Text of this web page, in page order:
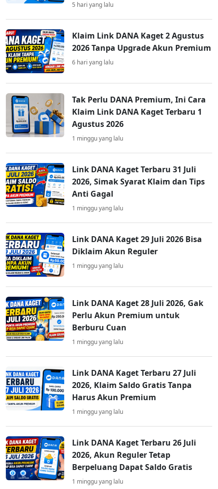
5 hari yang lalu
Klaim Link DANA Kaget 2 Agustus
2026 Tanpa Upgrade Akun Premium
6 hari yang lalu
Tak Perlu DANA Premium, Ini Cara
Klaim Link DANA Kaget Terbaru 1
Agustus 2026
1 minggu yang lalu
Link DANA Kaget Terbaru 31 Juli
2026, Simak Syarat Klaim dan Tips
Anti Gagal
1 minggu yang lalu
Link DANA Kaget 29 Juli 2026 Bisa
Diklaim Akun Reguler
1 minggu yang lalu
Link DANA Kaget 28 Juli 2026, Gak
Perlu Akun Premium untuk
Berburu Cuan
1 minggu yang lalu
Link DANA Kaget Terbaru 27 Juli
2026, Klaim Saldo Gratis Tanpa
Harus Akun Premium
1 minggu yang lalu
Link DANA Kaget Terbaru 26 Juli
2026, Akun Reguler Tetap
Berpeluang Dapat Saldo Gratis
1 minggu yang lalu